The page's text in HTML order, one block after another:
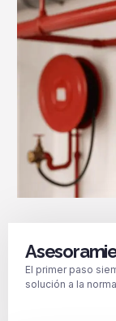
El primer paso
solución a la